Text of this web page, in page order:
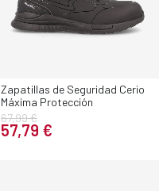
Zapatillas de Seguridad Cerio
Máxima Protección
67,99 €
57,79 €